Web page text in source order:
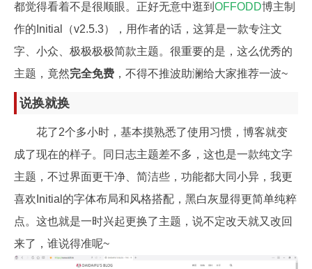
都觉得看着不是很顺眼。正好无意中逛到 OFFODD博主制
作的Initial（v2.5.3），用作者的话，这算是一款专注文
字、小众、极极极极简款主题。很重要的是，这么优秀的
主题，竟然完全免费 ，不得不推波助澜给大家推荐一波~
说换就换
花了2个多小时，基本摸熟悉了使用习惯，博客就变
成了现在的样子。同日志主题差不多，这也是一款纯文字
主题，不过界面更干净、简洁些，功能都大同小异，我更
喜欢Initial的字体布局和风格搭配，黑白灰显得更简单纯粹
点。这也就是一时兴起更换了主题，说不定改天就又改回
来了，谁说得准呢~